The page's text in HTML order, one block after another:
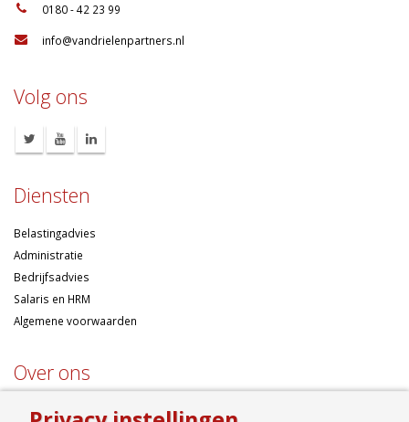
0180 - 42 23 99
info@vandrielenpartners.nl
Volg ons
Diensten
Belastingadvies
Administratie
Bedrijfsadvies
Salaris en HRM
Algemene voorwaarden
Over ons